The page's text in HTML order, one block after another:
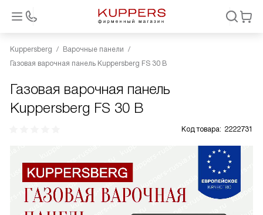
Kuppersberg
Варочные панели
Газовая варочная панель Kuppersberg FS 30 B
Газовая варочная панель
Kuppersberg FS 30 B
Код товара: 2222731